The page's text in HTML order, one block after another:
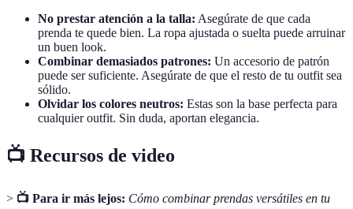
No prestar atención a la talla: Asegúrate de que cada
prenda te quede bien. La ropa ajustada o suelta puede arruinar
un buen look.
Combinar demasiados patrones: Un accesorio de patrón
puede ser suficiente. Asegúrate de que el resto de tu outfit sea
sólido.
Olvidar los colores neutros: Estas son la base perfecta para
cualquier outfit. Sin duda, aportan elegancia.
📺 Recursos de video
> 📺 Para ir más lejos: Cómo combinar prendas versátiles en tu